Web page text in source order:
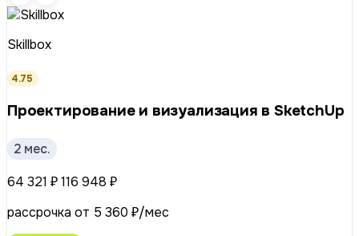
Skillbox
4.75
Проектирование и визуализация в SketchUp
2 мес.
64 321 ₽116 948 ₽
рассрочка от 5 360 ₽/мес